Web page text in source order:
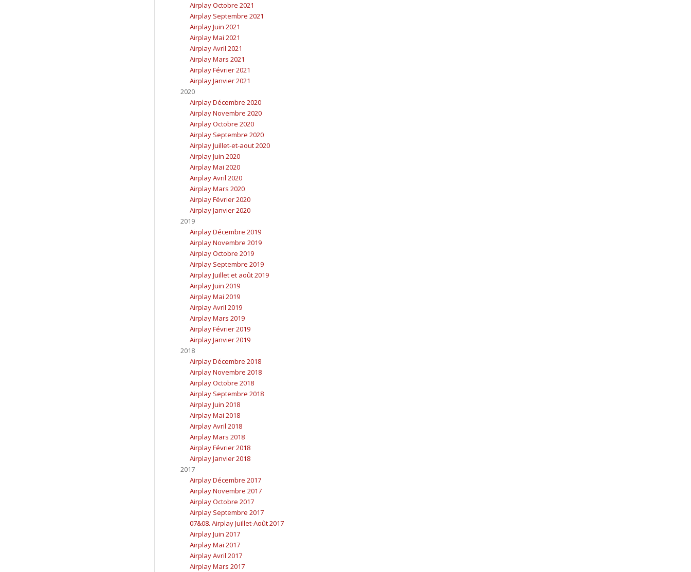
Airplay Octobre 2021
Airplay Septembre 2021
Airplay Juin 2021
Airplay Mai 2021
Airplay Avril 2021
Airplay Mars 2021
Airplay Février 2021
Airplay Janvier 2021
2020
Airplay Décembre 2020
Airplay Novembre 2020
Airplay Octobre 2020
Airplay Septembre 2020
Airplay Juillet-et-aout 2020
Airplay Juin 2020
Airplay Mai 2020
Airplay Avril 2020
Airplay Mars 2020
Airplay Février 2020
Airplay Janvier 2020
2019
Airplay Décembre 2019
Airplay Novembre 2019
Airplay Octobre 2019
Airplay Septembre 2019
Airplay Juillet et août 2019
Airplay Juin 2019
Airplay Mai 2019
Airplay Avril 2019
Airplay Mars 2019
Airplay Février 2019
Airplay Janvier 2019
2018
Airplay Décembre 2018
Airplay Novembre 2018
Airplay Octobre 2018
Airplay Septembre 2018
Airplay Juin 2018
Airplay Mai 2018
Airplay Avril 2018
Airplay Mars 2018
Airplay Février 2018
Airplay Janvier 2018
2017
Airplay Décembre 2017
Airplay Novembre 2017
Airplay Octobre 2017
Airplay Septembre 2017
07&08. Airplay Juillet-Août 2017
Airplay Juin 2017
Airplay Mai 2017
Airplay Avril 2017
Airplay Mars 2017